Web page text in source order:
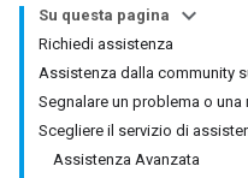
Su questa pagina
Richiedi assistenza
Assistenza dalla community
Segnalare un problema o
Scegliere il servizio di
Assistenza Avanzata